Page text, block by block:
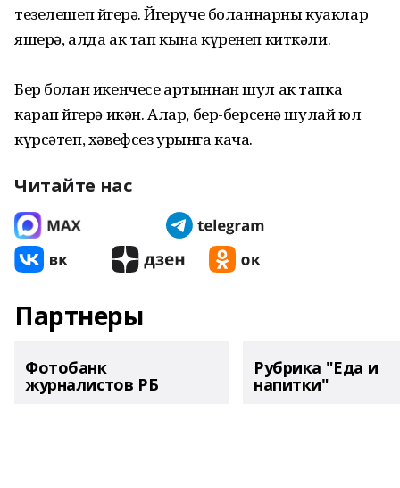
тезелешеп йөгерә. Йөгерүче боланнарны куаклар
яшерә, алда ак тап кына күренеп киткәли.
Бер болан икенчесе артыннан шул ак тапка
карап йөгерә икән. Алар, бер-берсенә шулай юл
күр­сәтеп, хәвеф­сез урынга кача.
Читайте нас
Партнеры
Фотобанк
журналистов РБ
Рубрика "Еда и
напитки"